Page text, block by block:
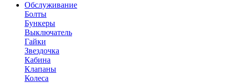
Обслуживание
Болты
Бункеры
Выключатель
Гайки
Звездочка
Кабина
Клапаны
Колеса